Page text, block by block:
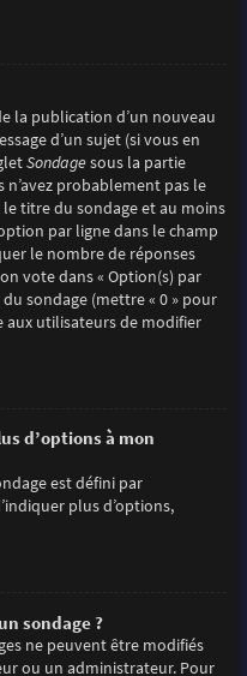
la publication d’un nouveau
d’un sujet (si vous en
Sondagesous la partie
n’avez probablement pas le
le titre du sondage et au moins
par ligne dans le champ
le nombre de réponses
vote dans « Option(s) par
sondage (mettre « 0 » pour
utilisateurs de modifier
d’options à mon
est défini par
plus d’options,
sondage ?
ne peuvent être modifiés
ou un administrateur. Pour